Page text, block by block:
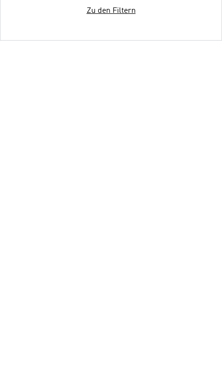
Zu den Filtern